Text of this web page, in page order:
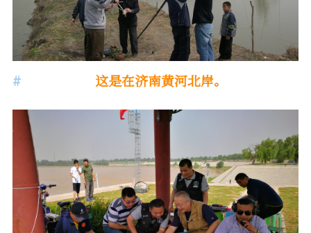
这是在济南黄河北岸。